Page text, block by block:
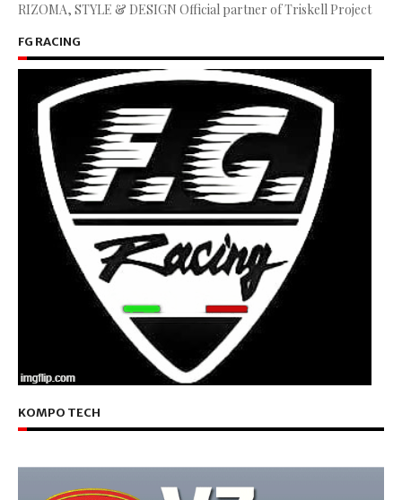
RIZOMA, STYLE & DESIGN Official partner of Triskell Project
FG RACING
KOMPO TECH